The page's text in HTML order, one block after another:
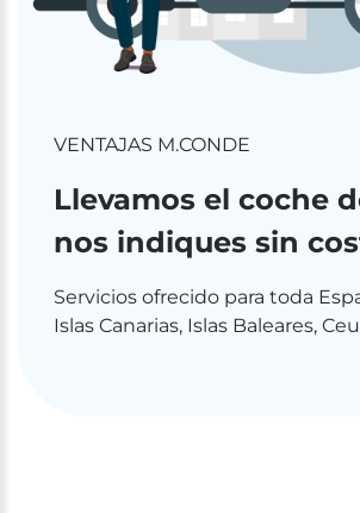
VENTAJAS M.CONDE
Llevamos el coche
nos indiques sin
Servicios ofrecido para toda
Islas Canarias, Islas Baleares,